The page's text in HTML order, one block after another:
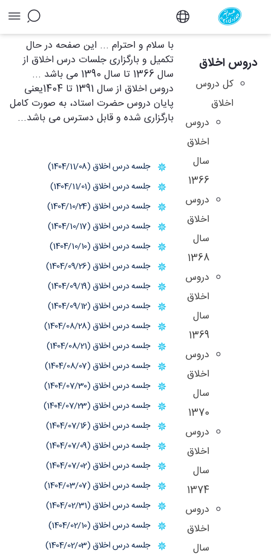
آرشیو دروس اخلاق - دفتر
دروس اخلاق
کل دروس
اخلاق
دروس
اخلاق
سال
1366
دروس
اخلاق
سال
1368
دروس
اخلاق
سال
1369
دروس
اخلاق
سال
1370
دروس
اخلاق
سال
1374
دروس
اخلاق
سال
با سلام و احترام ... این صفحه در حال
تکمیل و بارگزاری جلسات درس اخلاق از
سال 1366 تا سال 1390 می باشد ...
دروس اخلاق از سال 1391 تا 1404یعنی
پایان دروس حضرت استاد، به صورت کامل
بارگزاری شده و قابل دسترس می باشد...
جلسه درس اخلاق (1404/11/08)
جلسه درس اخلاق (1404/11/01)
جلسه درس اخلاق (1404/10/24)
جلسه درس اخلاق (1404/10/17)
جلسه درس اخلاق (1404/10/10)
جلسه درس اخلاق (1404/09/26)
جلسه درس اخلاق (1404/09/19)
جلسه درس اخلاق (1404/09/12)
جلسه درس اخلاق (1404/08/28)
جلسه درس اخلاق (1404/08/21)
جلسه درس اخلاق (1404/08/07)
جلسه درس اخلاق (1404/07/30)
جلسه درس اخلاق (1404/07/23)
جلسه درس اخلاق (1404/07/16)
جلسه درس اخلاق (1404/07/09)
جلسه درس اخلاق (1404/07/02)
جلسه درس اخلاق (1404/03/07)
جلسه درس اخلاق (1404/02/31)
جلسه درس اخلاق (1404/02/10)
جلسه درس اخلاق (1404/02/03)